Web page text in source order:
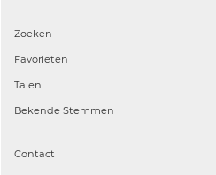
Zoeken
Favorieten
Talen
Bekende Stemmen
Contact